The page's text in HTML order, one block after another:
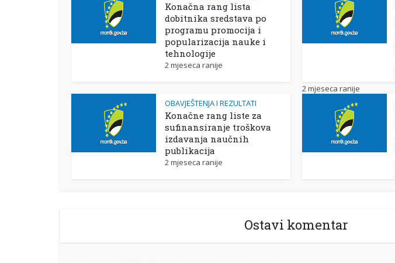
Konačna rang lista
dobitnika sredstava po
programu promocija i
popularizacija nauke i
tehnologije
2 mjeseca ranije
2 mjeseca ranije
OBAVJEŠTENJA I REZULTATI
Konačne rang liste za
sufinansiranje troškova
izdavanja naučnih
publikacija
2 mjeseca ranije
Ostavi komentar